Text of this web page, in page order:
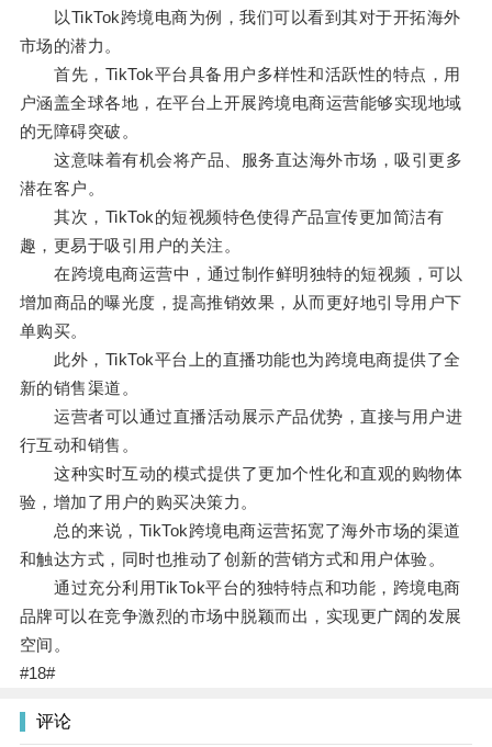
以TikTok跨境电商为例，我们可以看到其对于开拓海外
市场的潜力。
首先，TikTok平台具备用户多样性和活跃性的特点，用
户涵盖全球各地，在平台上开展跨境电商运营能够实现地域
的无障碍突破。
这意味着有机会将产品、服务直达海外市场，吸引更多
潜在客户。
其次，TikTok的短视频特色使得产品宣传更加简洁有
趣，更易于吸引用户的关注。
在跨境电商运营中，通过制作鲜明独特的短视频，可以
增加商品的曝光度，提高推销效果，从而更好地引导用户下
单购买。
此外，TikTok平台上的直播功能也为跨境电商提供了全
新的销售渠道。
运营者可以通过直播活动展示产品优势，直接与用户进
行互动和销售。
这种实时互动的模式提供了更加个性化和直观的购物体
验，增加了用户的购买决策力。
总的来说，TikTok跨境电商运营拓宽了海外市场的渠道
和触达方式，同时也推动了创新的营销方式和用户体验。
通过充分利用TikTok平台的独特特点和功能，跨境电商
品牌可以在竞争激烈的市场中脱颖而出，实现更广阔的发展
空间。
#18#
评论